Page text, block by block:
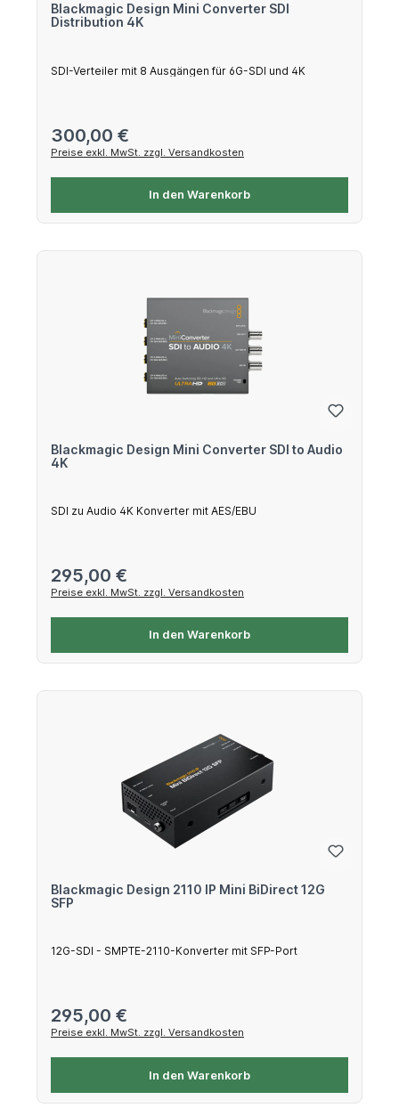
Blackmagic Design Mini Converter SDI
Distribution 4K
SDI-Verteiler mit 8 Ausgängen für 6G-SDI und 4K
Regulärer Preis:
300,00 €
Preise exkl. MwSt. zzgl. Versandkosten
In den Warenkorb
Blackmagic Design Mini Converter SDI to Audio
4K
SDI zu Audio 4K Konverter mit AES/EBU
Regulärer Preis:
295,00 €
Preise exkl. MwSt. zzgl. Versandkosten
In den Warenkorb
Blackmagic Design 2110 IP Mini BiDirect 12G
SFP
12G-SDI - SMPTE-2110-Konverter mit SFP-Port
Regulärer Preis:
295,00 €
Preise exkl. MwSt. zzgl. Versandkosten
In den Warenkorb